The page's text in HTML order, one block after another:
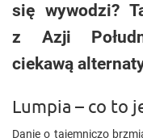
się wywodzi?
z Azji
ciekawą
Lumpia – co to
Danie o tajemniczo